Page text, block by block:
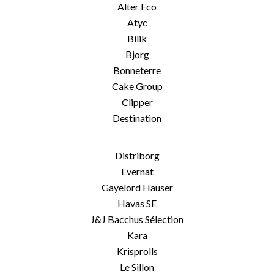
Alter Eco
Atyc
Bilik
Bjorg
Bonneterre
Cake Group
Clipper
Destination
Distriborg
Evernat
Gayelord Hauser
Havas SE
J&J Bacchus Sélection
Kara
Krisprolls
Le Sillon